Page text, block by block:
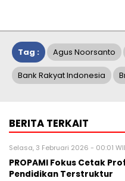
Tag : Agus Noorsanto
Bank Rakyat Indonesia
BERITA TERKAIT
Selasa, 3 Februari 2026 - 00:01
PROPAMI Fokus Cetak
Pendidikan Terstruktur